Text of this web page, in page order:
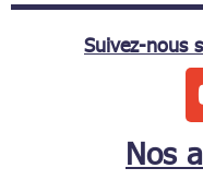
Suivez-nous
Nos